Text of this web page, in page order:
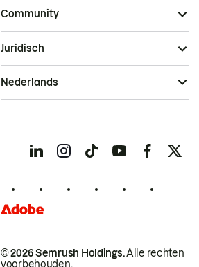
Community
© 2026 Semrush Holdings.Alle rechten
voorbehouden.
Juridisch
Nederlands